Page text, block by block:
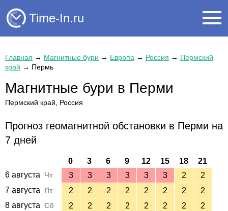
Time-In.ru
Главная → Магнитные бури → Европа → Россия → Пермский
край → Пермь
Магнитные бури в Перми
Пермский край, Россия
Прогноз геомагнитной обстановки в Перми на
7 дней
0 3 6 9 12 15 18
21
6 августа Чт 3 3 3 3 3 3 2
2
7 августа
Пт 2 2 2 2 2 2 2
2
8 августа Сб 2 2 2 2 2 2 2
2